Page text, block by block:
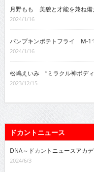
月野もも 美貌と才能を兼ね備
2024/1/16
パンプキンポテトフライ M-1
2024/1/16
松嶋えいみ “ミラクル神ボデ
2023/12/15
ドカントニュース
DNA～ドカントニュースアカ
2024/6/3